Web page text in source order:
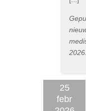
2026.
25
febr